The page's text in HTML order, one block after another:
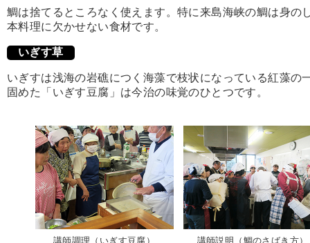
鯛は捨てるところなく使えます。特に来島海峡の鯛は身の
本料理に欠かせない食材です。
いぎす草
いぎすは浅海の岩礁につく海藻で枝状になっている紅藻の
固めた「いぎす豆腐」は今治の味覚のひとつです。
講師調理（いぎす豆腐） 講師説明（鯛のさばき方）